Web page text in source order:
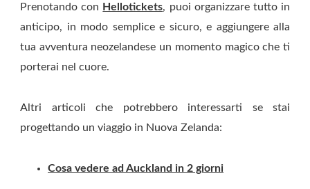
Prenotando con Hellotickets, puoi organizzare tutto in
anticipo, in modo semplice e sicuro, e aggiungere alla
tua avventura neozelandese un momento magico che ti
porterai nel cuore.
Altri articoli che potrebbero interessarti se stai
progettando un viaggio in Nuova Zelanda:
Cosa vedere ad Auckland in 2 giorni